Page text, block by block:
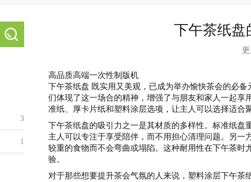
3
1
下午茶纸盘
高品质高端一次性制版机
下午茶纸盘 既实用又美观，已成为举办愉快茶会的必
们体现了这一场合的精神，增强了与朋友和家人一起
准纸、厚卡片纸和塑料涂层选项，让主人可以选择适合
下午茶纸盘的吸引力之一是其材质的多样性。标准纸
主人可以专注于享受陪伴，而不用担心清理问题。另
较重的食物而不会弯曲或塌陷。这种耐用性在下午茶
验。
对于那些想要提升茶会气氛的人来说，塑料涂层下午